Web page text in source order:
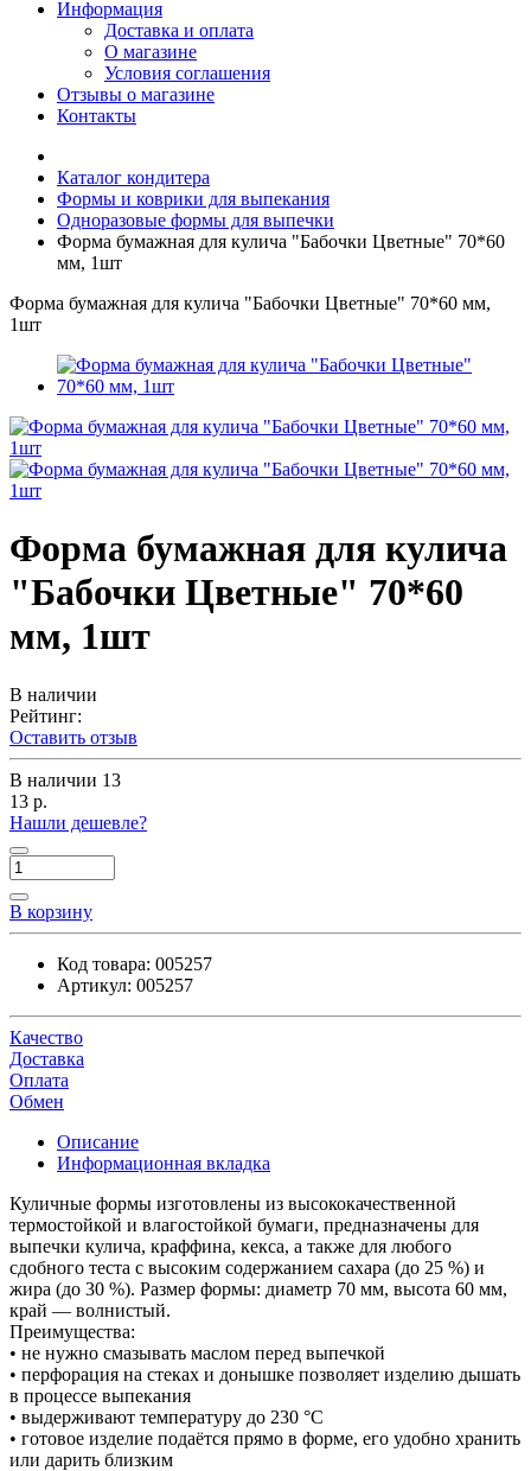
Информация
Доставка и оплата
О магазине
Условия соглашения
Отзывы о магазине
Контакты
Каталог кондитера
Формы и коврики для выпекания
Одноразовые формы для выпечки
Форма бумажная для кулича "Бабочки Цветные" 70*60
мм, 1шт
Форма бумажная для кулича "Бабочки Цветные" 70*60 мм,
1шт
Форма бумажная для кулича
"Бабочки Цветные" 70*60
мм, 1шт
В наличии
Рейтинг:
Оставить отзыв
В наличии 13
13 р.
Нашли дешевле?
В корзину
Код товара: 005257
Артикул: 005257
Качество
Доставка
Оплата
Обмен
Описание
Информационная вкладка
Куличные формы изготовлены из высококачественной
термостойкой и влагостойкой бумаги, предназначены для
выпечки кулича, краффина, кекса, а также для любого
сдобного теста с высоким содержанием сахара (до 25 %) и
жира (до 30 %). Размер формы: диаметр 70 мм, высота 60 мм,
край — волнистый.
Преимущества:
• не нужно смазывать маслом перед выпечкой
• перфорация на стеках и донышке позволяет изделию дышать
в процессе выпекания
• выдерживают температуру до 230 °С
• готовое изделие подаётся прямо в форме, его удобно хранить
или дарить близким